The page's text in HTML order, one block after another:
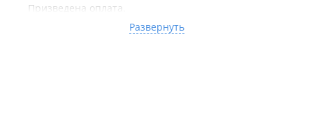
Призведена оплата.
Далее паром, растаможка, поездом в мск (немного
дороже автовоза, но мне так спокойнее).
Развернуть